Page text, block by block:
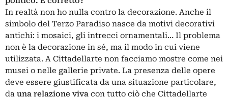
In realtà non ho nulla contro la decorazione. Anche il
simbolo del Terzo Paradiso nasce da motivi decorativi
antichi: i mosaici, gli intrecci ornamentali… Il problema
non è la decorazione in sé, ma il modo in cui viene
utilizzata. A Cittadellarte non facciamo mostre come nei
musei o nelle gallerie private. La presenza delle opere
deve essere giustificata da una situazione particolare,
da una relazione viva con tutto ciò che Cittadellarte